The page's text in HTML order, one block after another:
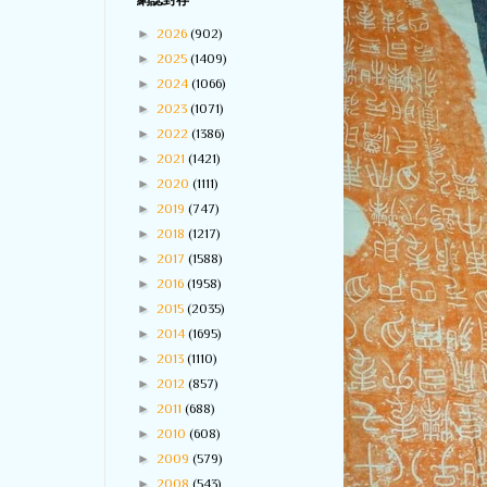
► 2026 (902)
► 2025 (1409)
► 2024 (1066)
► 2023 (1071)
► 2022 (1386)
► 2021 (1421)
► 2020 (1111)
► 2019 (747)
► 2018 (1217)
► 2017 (1588)
► 2016 (1958)
► 2015 (2035)
► 2014 (1695)
► 2013 (1110)
► 2012 (857)
► 2011 (688)
► 2010 (608)
► 2009 (579)
► 2008 (543)